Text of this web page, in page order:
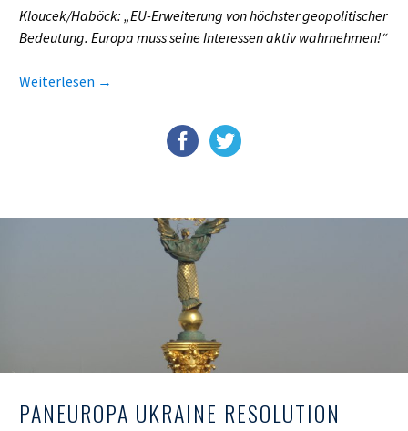
Kloucek/Haböck: „EU-Erweiterung von höchster geopolitischer
Bedeutung. Europa muss seine Interessen aktiv wahrnehmen!“
Weiterlesen →
PANEUROPA UKRAINE RESOLUTION